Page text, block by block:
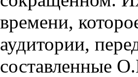
времени,
аудитории,
составленные